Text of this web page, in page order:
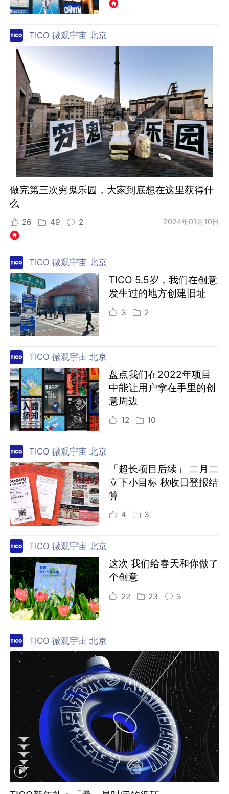
TICO 微观宇宙 北京
做完第三次穷鬼乐园，大家到底想在这里获得什
么
26 49 2 2024年01月10日
TICO 微观宇宙 北京
TICO 5.5岁，我们在创意
发生过的地方创建旧址
3 2
TICO 微观宇宙 北京
盘点我们在2022年项目
中能让用户拿在手里的创
意周边
12 10
TICO 微观宇宙 北京
「超长项目后续」 二月二
立下小目标 秋收日登报结
算
4 3
TICO 微观宇宙 北京
这次 我们给春天和你做了
个创意
22 23 3
TICO 微观宇宙 北京